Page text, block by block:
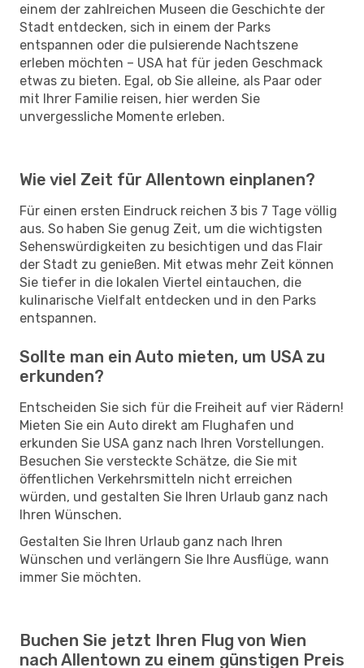
einem der zahlreichen Museen die Geschichte der
Stadt entdecken, sich in einem der Parks
entspannen oder die pulsierende Nachtszene
erleben möchten – USA hat für jeden Geschmack
etwas zu bieten. Egal, ob Sie alleine, als Paar oder
mit Ihrer Familie reisen, hier werden Sie
unvergessliche Momente erleben.
Wie viel Zeit für Allentown einplanen?
Für einen ersten Eindruck reichen 3 bis 7 Tage völlig
aus. So haben Sie genug Zeit, um die wichtigsten
Sehenswürdigkeiten zu besichtigen und das Flair
der Stadt zu genießen. Mit etwas mehr Zeit können
Sie tiefer in die lokalen Viertel eintauchen, die
kulinarische Vielfalt entdecken und in den Parks
entspannen.
Sollte man ein Auto mieten, um USA zu
erkunden?
Entscheiden Sie sich für die Freiheit auf vier Rädern!
Mieten Sie ein Auto direkt am Flughafen und
erkunden Sie USA ganz nach Ihren Vorstellungen.
Besuchen Sie versteckte Schätze, die Sie mit
öffentlichen Verkehrsmitteln nicht erreichen
würden, und gestalten Sie Ihren Urlaub ganz nach
Ihren Wünschen.
Gestalten Sie Ihren Urlaub ganz nach Ihren
Wünschen und verlängern Sie Ihre Ausflüge, wann
immer Sie möchten.
Buchen Sie jetzt Ihren Flug von Wien
nach Allentown zu einem günstigen Preis